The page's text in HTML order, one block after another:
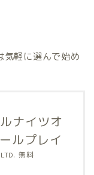
気軽に選んで始め
ナイツオ
ルプレイ
無料